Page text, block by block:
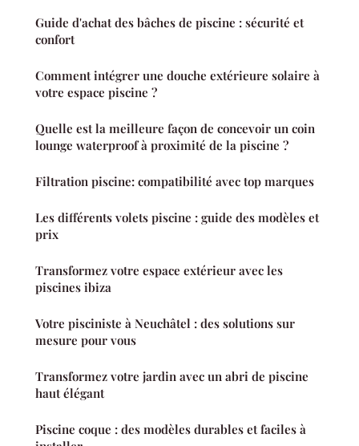
Guide d'achat des bâches de piscine : sécurité et
confort
Comment intégrer une douche extérieure solaire à
votre espace piscine ?
Quelle est la meilleure façon de concevoir un coin
lounge waterproof à proximité de la piscine ?
Filtration piscine: compatibilité avec top marques
Les différents volets piscine : guide des modèles et
prix
Transformez votre espace extérieur avec les
piscines ibiza
Votre pisciniste à Neuchâtel : des solutions sur
mesure pour vous
Transformez votre jardin avec un abri de piscine
haut élégant
Piscine coque : des modèles durables et faciles à